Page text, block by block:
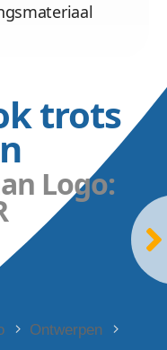
trots
Logo:
Ontwerpen